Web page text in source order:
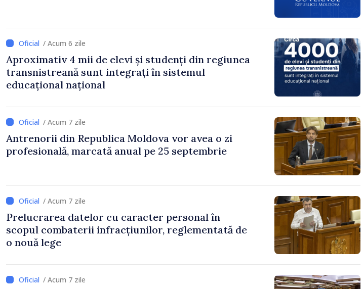
/ Acum 6 zile
Aproximativ 4 mii de elevi și studenți din regiunea
transnistreană sunt integrați în sistemul
educațional național
/ Acum 7 zile
Antrenorii din Republica Moldova vor avea o zi
profesională, marcată anual pe 25 septembrie
/ Acum 7 zile
Prelucrarea datelor cu caracter personal în
scopul combaterii infracțiunilor, reglementată de
o nouă lege
/ Acum 7 zile